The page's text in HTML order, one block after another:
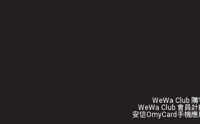
WeWa Club 購
WeWa Club 會員計
安信OmyCard手機